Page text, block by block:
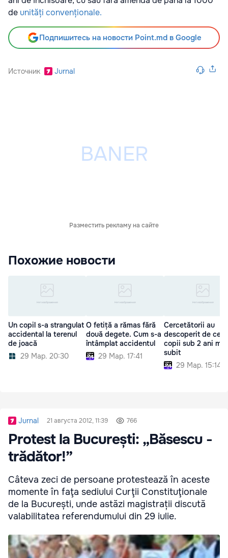
de unități convenționale.
Подпишитесь на новости Point.md в Google
Источник Jurnal
Разместить рекламу на сайте
Похожие новости
Un copil s-a strangulat
accidental la terenul
de joacă
29 Мар. 20:30
O fetiță a rămas fără
două degete. Cum s-a
întâmplat accidentul
29 Мар. 17:41
Cercetătorii au
descoperit de ce
copii sub 2 ani mor
subit
29 Мар. 15:14
Jurnal 21 августа 2012, 11:39 766
Protest la București: „Băsescu -
trădător!”
Câteva zeci de persoane protestează în aceste
momente în faţa sediului Curţii Constituţionale
de la București, unde astăzi magistrații discută
valabilitatea referendumului din 29 iulie.